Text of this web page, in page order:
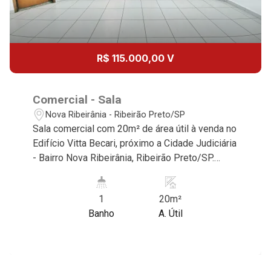
R$ 115.000,00 V
Comercial - Sala
Nova Ribeirânia - Ribeirão Preto/SP
Sala comercial com 20m² de área útil à venda no
Edifício Vitta Becari, próximo a Cidade Judiciária
- Bairro Nova Ribeirânia, Ribeirão Preto/SP.
Martinelli Imobiliária selecionou para você: -
20m² de área útil - Sala com ar-condicionado -
WC privativo - Jardim de inverno - Iluminação
1
Banho
20m²
A. Útil